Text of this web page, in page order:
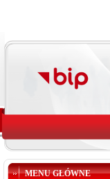
MENU GŁÓWNE